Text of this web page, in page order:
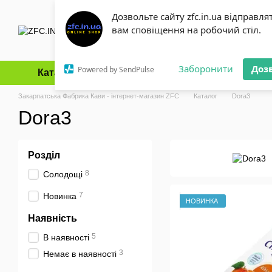
Дозвольте сайту zfc.in.ua
вам сповіщення на робочий стіл.
Powered by SendPulse Заборонити
Перейти до основного контенту
Каталог Оплата і доставка Обмін та повернення
Закарпатська Фабрика Кави - інтернет-магазин ZFC Каталог Dora3
Dora3
НОВИНКА
Розділ
Солодощі 8
Новинка 7
Наявність
В наявності 5
Немає в наявності 3